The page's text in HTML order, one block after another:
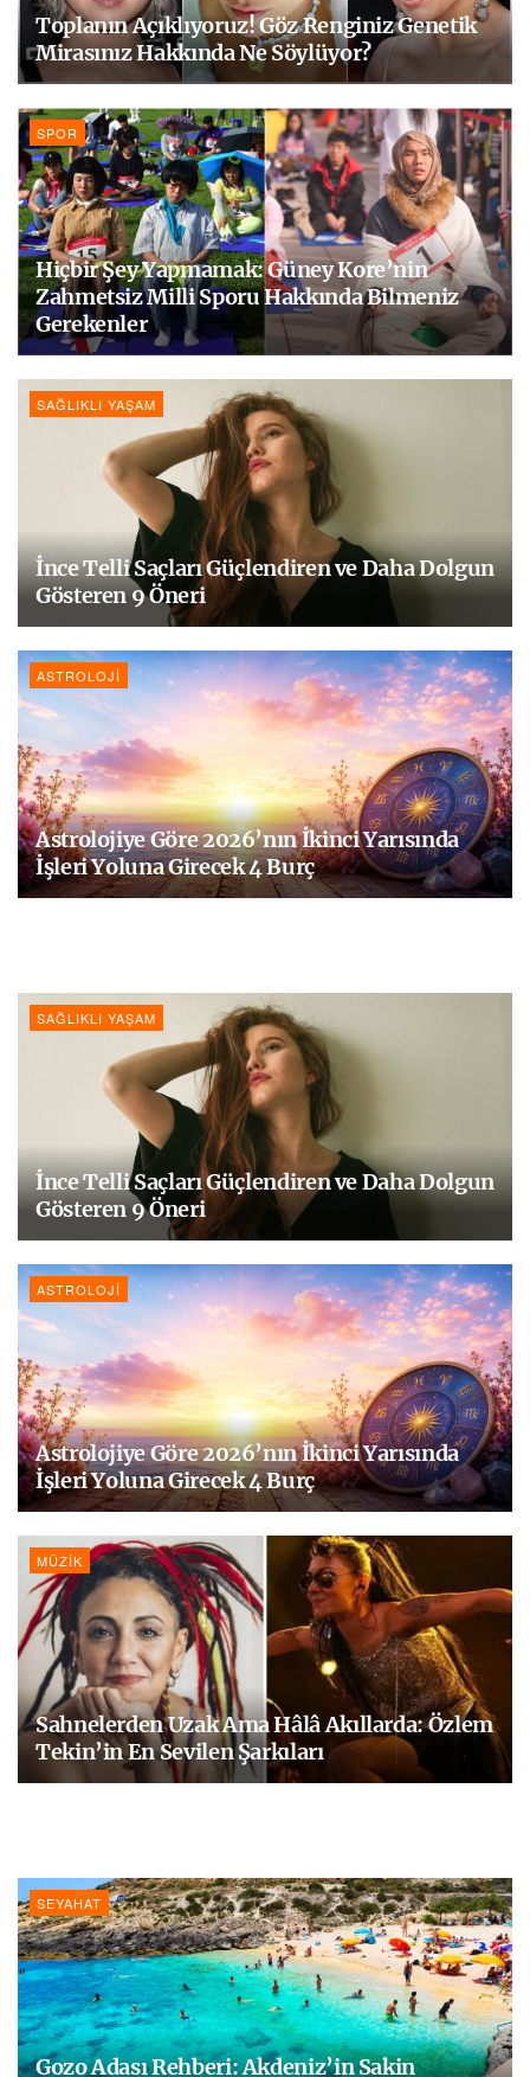
Toplanın Açıklıyoruz! Göz Renginiz Genetik
Mirasınız Hakkında Ne Söylüyor?
SPOR
Hiçbir Şey Yapmamak: Güney Kore’nin
Zahmetsiz Milli Sporu Hakkında Bilmeniz
Gerekenler
SAĞLIKLI YAŞAM
İnce Telli Saçları Güçlendiren ve Daha Dolgun
Gösteren 9 Öneri
ASTROLOJI
Astrolojiye Göre 2026’nın İkinci Yarısında
İşleri Yoluna Girecek 4 Burç
SAĞLIKLI YAŞAM
İnce Telli Saçları Güçlendiren ve Daha Dolgun
Gösteren 9 Öneri
ASTROLOJI
Astrolojiye Göre 2026’nın İkinci Yarısında
İşleri Yoluna Girecek 4 Burç
MÜZIK
Sahnelerden Uzak Ama Hâlâ Akıllarda: Özlem
Tekin’in En Sevilen Şarkıları
SEYAHAT
Gozo Adası Rehberi: Akdeniz’in Sakin